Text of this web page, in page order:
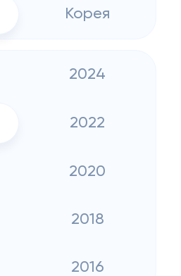
Корея
2024
2022
2020
2018
2016